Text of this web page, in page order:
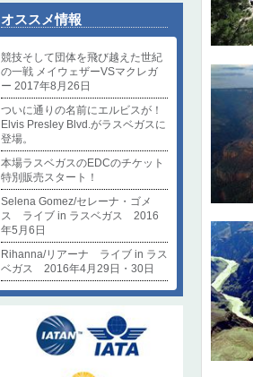
オススメ情報
競技そして団体を飛び越えた世紀
の一戦 メイウェザーVSマクレガ
ー 2017年8月26日
ついに通りの名前にエルビスが！
Elvis Presley Blvd.がラスベガスに
登場。
本場ラスベガスのEDCのチケット
特別販売スタート！
Selena Gomez/セレーナ・ゴメ
ス ライブ in ラスベガス 2016
年5月6日
Rihanna/リアーナ ライブ in ラス
ベガス 2016年4月29日・30日